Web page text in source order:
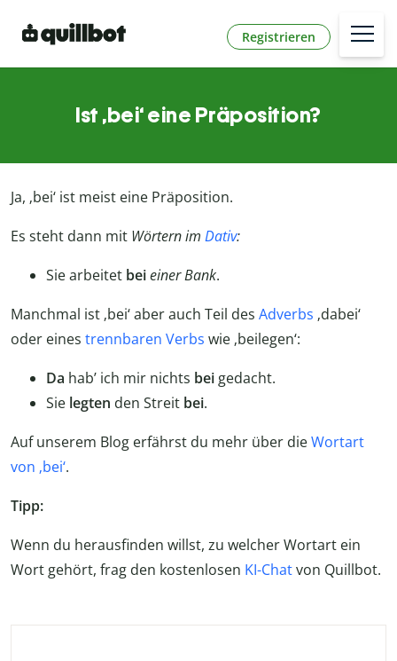
Registrieren
Ist ‚bei‘ eine Präposition?
Ja, ‚bei‘ ist meist eine Präposition.
Es steht dann mit Wörtern im Dativ:
Sie arbeitet beieinerBank.
Manchmal ist ‚bei‘ aber auch Teil des Adverbs ‚dabei‘
oder eines trennbaren Verbs wie ‚beilegen‘:
Da hab’ ich mir nichts bei gedacht.
Sie legten den Streit bei.
Auf unserem Blog erfährst du mehr über dieWortart
von ‚bei‘.
Tipp:
Wenn du herausfinden willst, zu welcher Wortart ein
Wort gehört, frag den kostenlosen KI-Chatvon Quillbot.